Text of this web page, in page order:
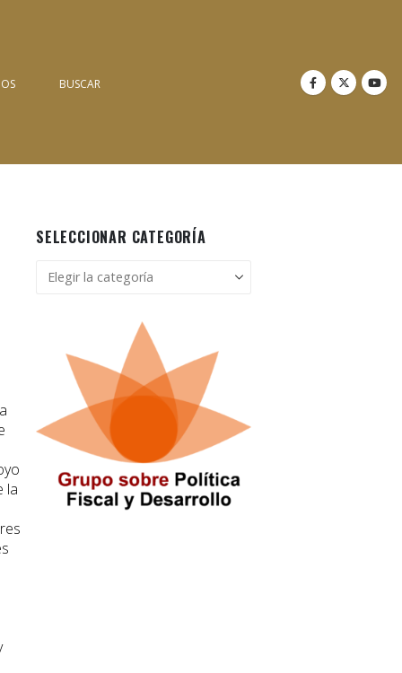
BUSCAR
la
SELECCIONAR CATEGORÍA
Seleccionar
categoría